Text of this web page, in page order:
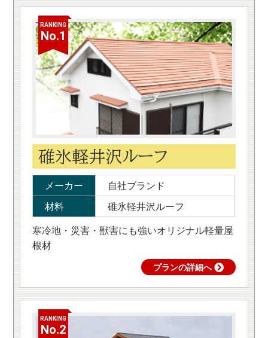
碓氷軽井沢ルーフ
メーカー
自社ブランド
材料
碓氷軽井沢ルーフ
RANKING
No.1
寒冷地・災害・獣害にも強いオリジナル軽量屋
根材
プランの詳細へ
RANKING
No.2